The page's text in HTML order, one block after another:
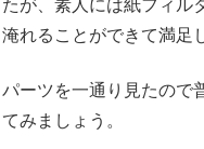
たが、素人には紙フィル
淹れることができて満足
パーツを一通り見たので
てみましょう。